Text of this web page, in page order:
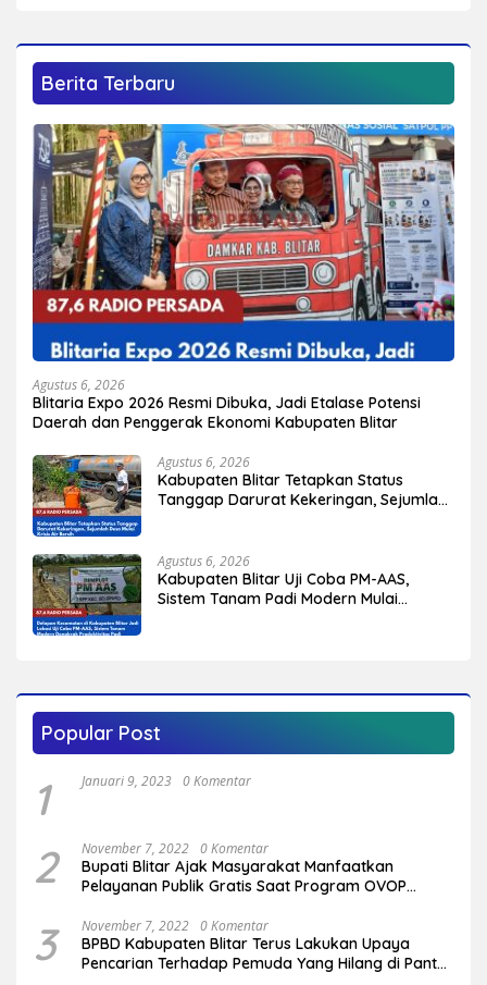
Berita Terbaru
Agustus 6, 2026
Blitaria Expo 2026 Resmi Dibuka, Jadi Etalase Potensi
Daerah dan Penggerak Ekonomi Kabupaten Blitar
Agustus 6, 2026
Kabupaten Blitar Tetapkan Status
Tanggap Darurat Kekeringan, Sejumlah
Agustus 6, 2026
Kabupaten Blitar Uji Coba PM-AAS,
Sistem Tanam Padi Modern Mulai
Popular Post
1 Januari 9, 2023 0 Komentar
2 November 7, 2022 0 Komentar
Bupati Blitar Ajak Masyarakat Manfaatkan
Pelayanan Publik Gratis Saat Program OVOP
3 November 7, 2022 0 Komentar
BPBD Kabupaten Blitar Terus Lakukan Upaya
Pencarian Terhadap Pemuda Yang Hilang di Pantai